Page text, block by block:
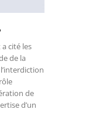
cité les
de la
de
d’un